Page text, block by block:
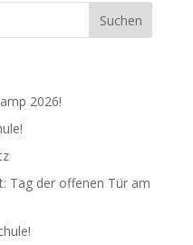
2026!
Tag der offenen Tür am